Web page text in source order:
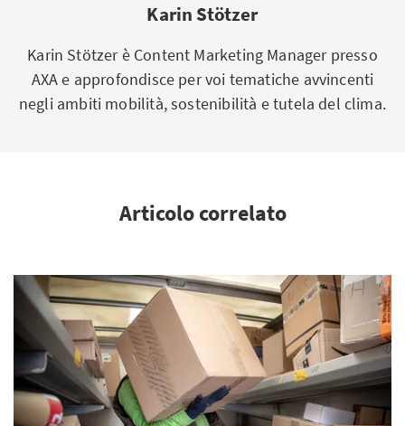
Karin Stötzer
Karin Stötzer è Content Marketing Manager presso
AXA e approfondisce per voi tematiche avvincenti
negli ambiti mobilità, sostenibilità e tutela del clima.
Articolo correlato